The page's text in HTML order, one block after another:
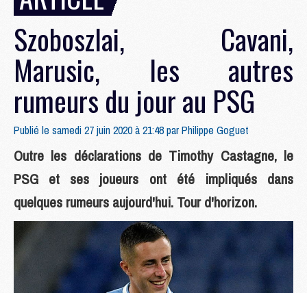
Szoboszlai, Cavani,
Marusic, les autres
rumeurs du jour au PSG
Publié le samedi 27 juin 2020 à 21:48 parPhilippe Goguet
Outre les déclarations de Timothy Castagne, le
PSG et ses joueurs ont été impliqués dans
quelques rumeurs aujourd'hui. Tour d'horizon.